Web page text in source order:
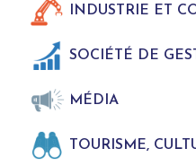
INDUSTRIE ET
SOCIÉTÉ DE
MÉDIA
TOURISME,